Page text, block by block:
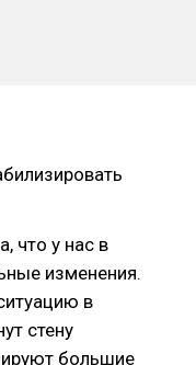
что у нас в
изменения.
в
стену
большие